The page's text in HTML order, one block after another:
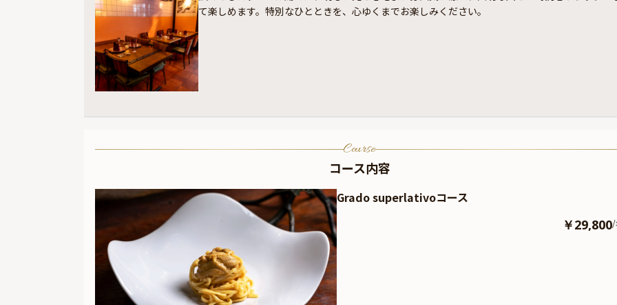
て楽しめます。特別なひとときを、心ゆくまでお楽しみください。
Course
コース内容
Grado superlativoコース
￥29,800/